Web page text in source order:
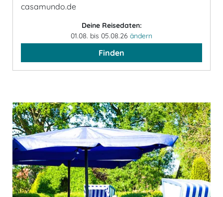
casamundo.de
Deine Reisedaten:
01.08. bis 05.08.26 ändern
Finden